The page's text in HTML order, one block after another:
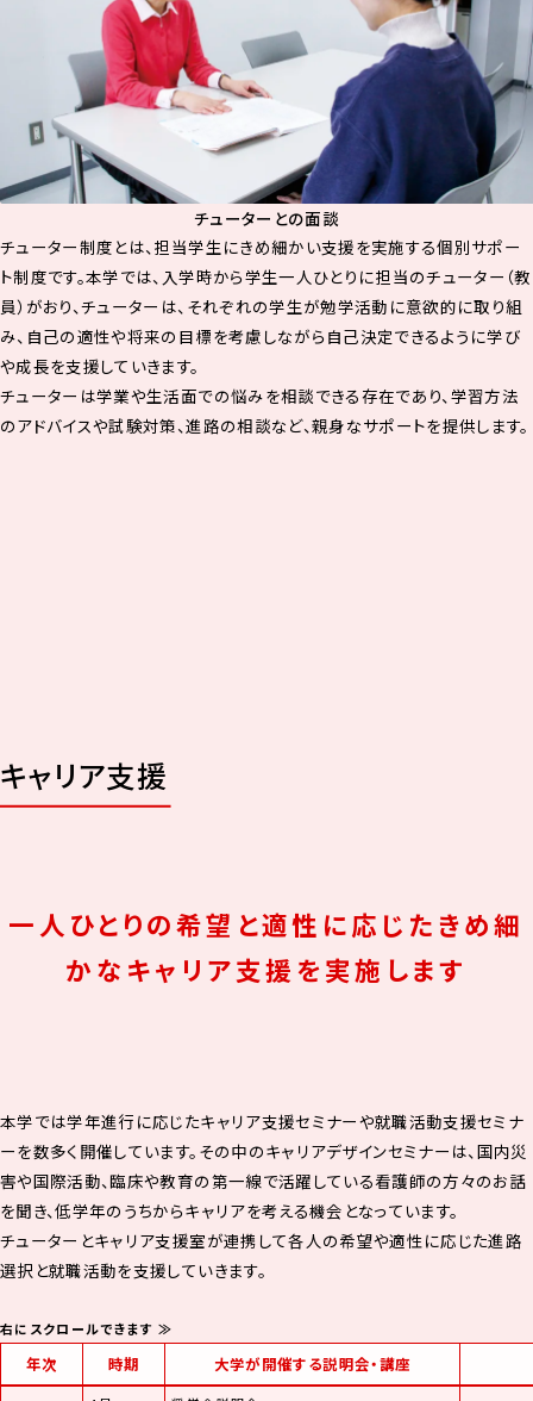
チューター制度とは、担当学生にきめ細かい支援を実施する個別サポー
ト制度です。本学では、入学時から学生一人ひとりに担当のチューター（教
員）がおり、チューターは、それぞれの学生が勉学活動に意欲的に取り組
み、自己の適性や将来の目標を考慮しながら自己決定できるように学び
や成長を支援していきます。
チューターは学業や生活面での悩みを相談できる存在であり、学習方法
のアドバイスや試験対策、進路の相談など、親身なサポートを提供します。
チューターとの面談
キャリア支援
一人ひとりの希望と適性に応じたきめ細
かなキャリア支援を実施します
本学では学年進行に応じたキャリア支援セミナーや就職活動支援セミナ
ーを数多く開催しています。その中のキャリアデザインセミナーは、国内災
害や国際活動、臨床や教育の第一線で活躍している看護師の方々のお話
を聞き、低学年のうちからキャリアを考える機会となっています。
チューターとキャリア支援室が連携して各人の希望や適性に応じた進路
選択と就職活動を支援していきます。
年次 時期 大学が開催する説明会・講座